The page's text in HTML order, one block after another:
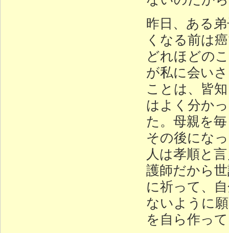
昨日、ある
くなる前は
どれほどの
が私に会い
ことは、皆
はよく分か
た。母親を
その後にな
人は孝順と
護師だから
に祈って、
ないように
を自ら作っ